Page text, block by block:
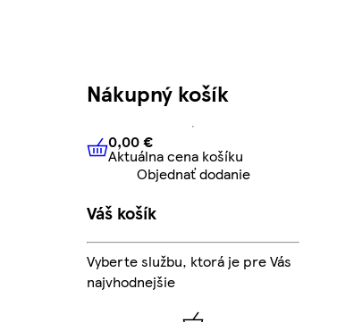
Nákupný košík
0,00 € Aktuálna cena košíku
0,00 €
Aktuálna cena košíku
Objednať dodanie
Váš košík
Vyberte službu, ktorá je pre Vás
najvhodnejšie